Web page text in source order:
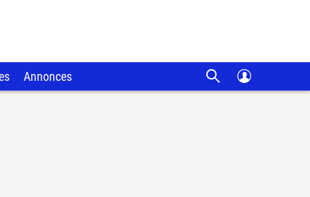
Annonces